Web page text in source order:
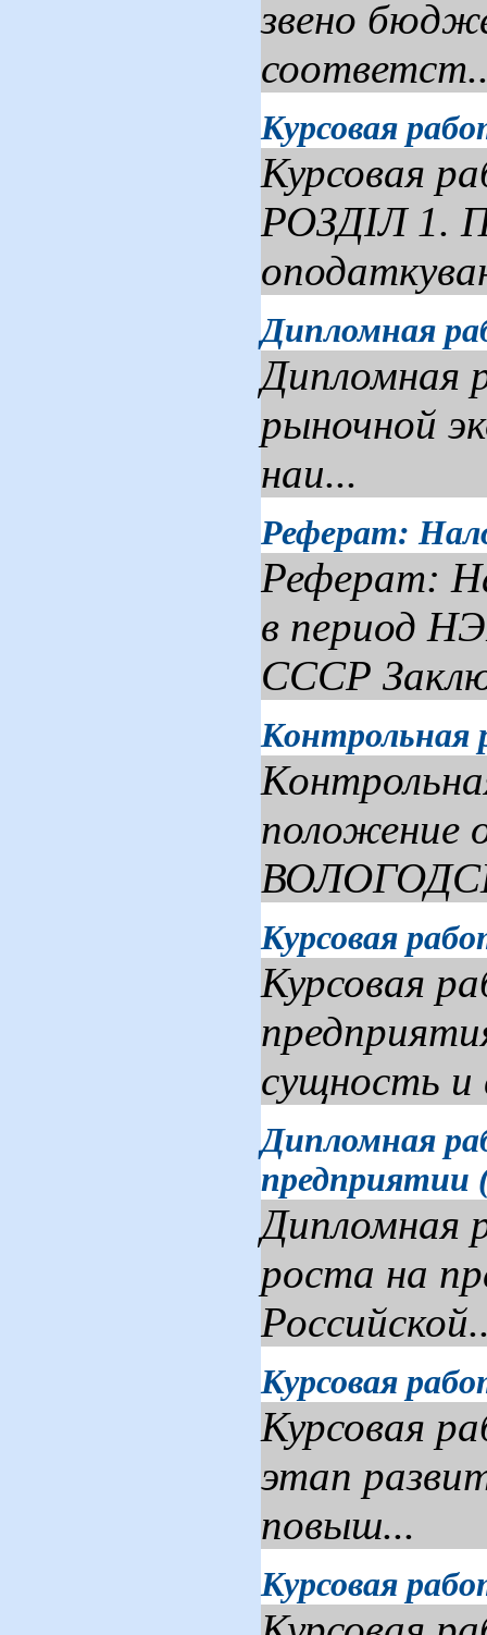
звено
Курсовая
Курсовая
РОЗДІЛ 1.
Дипломная
Дипломная
рыночной
наи...
Реферат:
Реферат:
в период
СССР
Контрольная
Курсовая
Курсовая
сущность и
Дипломная
Дипломная
роста на
Курсовая
Курсовая
этап
повыш...
Курсовая